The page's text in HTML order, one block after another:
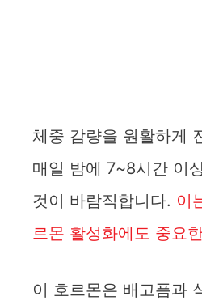
체중 감량을 원활하게
매일 밤에 7~8시간 이
것이 바람직합니다. 이
르몬 활성화에도 중요
이 호르몬은 배고픔과